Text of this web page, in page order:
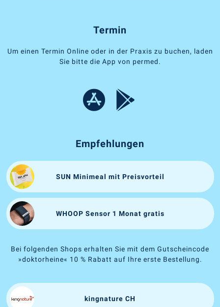
Termin
Um einen Termin Online oder in der Praxis zu buchen, laden
Sie bitte die App von permed.
Empfehlungen
SUN Minimeal mit Preisvorteil
WHOOP Sensor 1 Monat gratis
Bei folgenden Shops erhalten Sie mit dem Gutscheincode
»doktorheine« 10 % Rabatt auf Ihre erste Bestellung.
kingnature CH